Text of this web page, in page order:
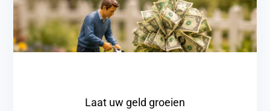
Laat uw geld groeien